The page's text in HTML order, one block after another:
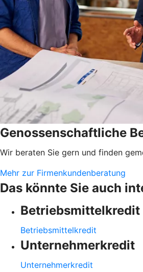
Genossenschaftliche
Wir beraten Sie gern und finden
Mehr zur Firmenkundenberatung
Das könnte Sie auch
Betriebsmittelkredit
Betriebsmittelkredit
Unternehmerkredit
Unternehmerkredit